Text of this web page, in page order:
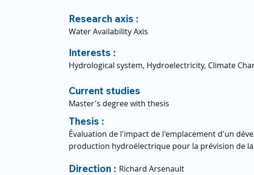
Research axis :
Water Availability Axis
Interests :
Hydrological system, Hydroelectricity, Climate
Current studies
Master's degree with thesis
Thesis :
Évaluation de l'impact de l'emplacement d'un
production hydroélectrique pour la prévision de
Direction : Richard Arsenault